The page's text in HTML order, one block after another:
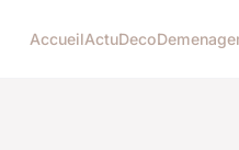
AccueilActuDeco